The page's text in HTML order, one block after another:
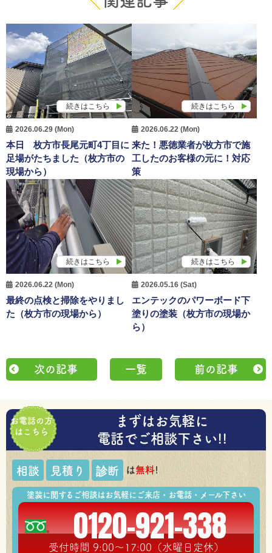
続きはこちら
2026.06.29 (Mon)
本日 枚方市長尾元町4丁目に
足場がたちました（枚方市の
現場から）
続きはこちら
2026.06.22 (Mon)
来た！悪徳業者が枚方市で施
工したのお客様の元に！対応
策
続きはこちら
2026.06.22 (Mon)
最終の点検と掃除をやりまし
た（枚方市の現場から）
続きはこちら
2026.05.16 (Sat)
エンテックのパワーボード下
塗りの塗装（枚方市の現場か
ら）
次の記事 一覧 前の記事
お電話の方
はこちら
まずはお気軽に
電話でご相談下さい!!
相談 見積り 診断 は無料!
塗装に関するご相談はお気軽にご来店・お電話・メール下さい
0120-921-338
受付時間 9:00～17:00（水曜日定休）